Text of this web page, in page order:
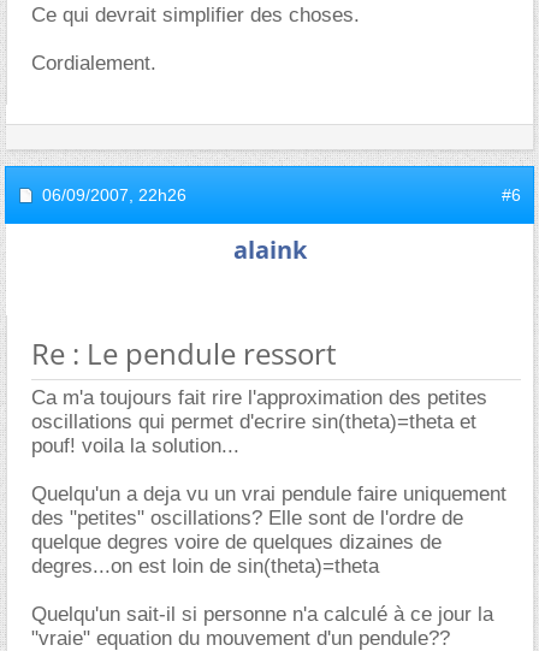
Ce qui devrait simplifier des choses.
Cordialement.
06/09/2007, 22h26 #6
alaink
Re : Le pendule ressort
Ca m'a toujours fait rire l'approximation des petites
oscillations qui permet d'ecrire sin(theta)=theta et
pouf! voila la solution...
Quelqu'un a deja vu un vrai pendule faire uniquement
des "petites" oscillations? Elle sont de l'ordre de
quelque degres voire de quelques dizaines de
degres...on est loin de sin(theta)=theta
Quelqu'un sait-il si personne n'a calculé à ce jour la
"vraie" equation du mouvement d'un pendule??